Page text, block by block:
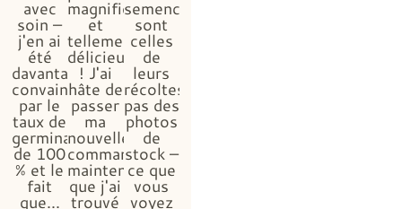
avec
soin –
j'en ai
été
davantage
convaincue
par le
taux de
germination
de 100
% et le
fait
que...
magnifiques
et
tellement
délicieux
! J'ai
hâte de
passer
ma
nouvelle
commande,
maintenant
que j'ai
trouvé
semences
sont
celles
de
leurs
récoltes,
pas des
photos
de
stock –
ce que
vous
voyez